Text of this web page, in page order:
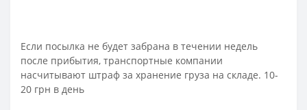
Если посылка не будет забрана в течении недель
после прибытия, транспортные компании
насчитывают штраф за хранение груза на складе. 10-
20 грн в день